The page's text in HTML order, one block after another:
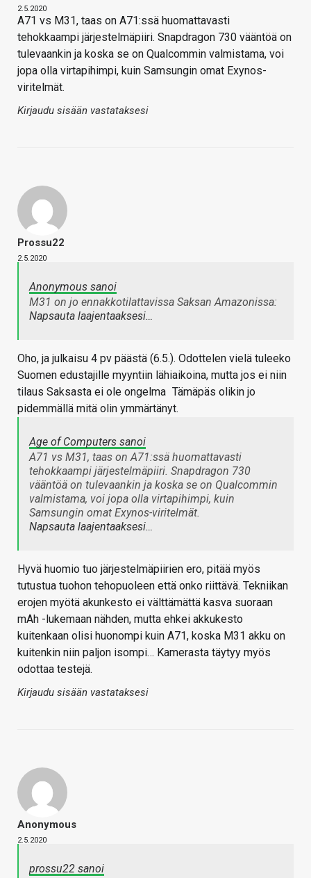
2.5.2020
A71 vs M31, taas on A71:ssä huomattavasti
tehokkaampi järjestelmäpiiri. Snapdragon 730 vääntöä on
tulevaankin ja koska se on Qualcommin valmistama, voi
jopa olla virtapihimpi, kuin Samsungin omat Exynos-
viritelmät.
Kirjaudu sisään vastataksesi
Prossu22
2.5.2020
Anonymous sanoi
M31 on jo ennakkotilattavissa Saksan Amazonissa:
Napsauta laajentaaksesi…
Oho, ja julkaisu 4 pv päästä (6.5.). Odottelen vielä tuleeko
Suomen edustajille myyntiin lähiaikoina, mutta jos ei niin
tilaus Saksasta ei ole ongelma Tämäpäs olikin jo
pidemmällä mitä olin ymmärtänyt.
Age of Computers sanoi
A71 vs M31, taas on A71:ssä huomattavasti
tehokkaampi järjestelmäpiiri. Snapdragon 730
vääntöä on tulevaankin ja koska se on Qualcommin
valmistama, voi jopa olla virtapihimpi, kuin
Samsungin omat Exynos-viritelmät.
Napsauta laajentaaksesi…
Hyvä huomio tuo järjestelmäpiirien ero, pitää myös
tutustua tuohon tehopuoleen että onko riittävä. Tekniikan
erojen myötä akunkesto ei välttämättä kasva suoraan
mAh -lukemaan nähden, mutta ehkei akkukesto
kuitenkaan olisi huonompi kuin A71, koska M31 akku on
kuitenkin niin paljon isompi… Kamerasta täytyy myös
odottaa testejä.
Kirjaudu sisään vastataksesi
Anonymous
2.5.2020
prossu22 sanoi